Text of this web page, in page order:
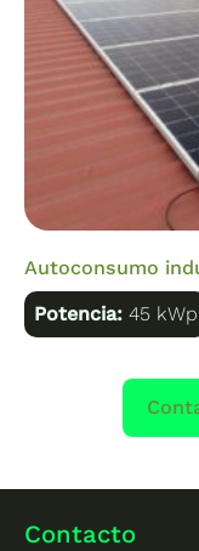
Autoconsumo
Potencia:45 kWp
Contacto